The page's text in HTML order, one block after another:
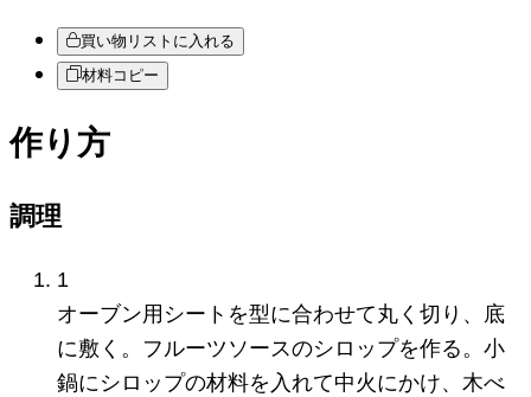
買い物リストに入れる
材料コピー
作り方
調理
1
オーブン用シートを型に合わせて丸く切り、底
に敷く。フルーツソースのシロップを作る。小
鍋にシロップの材料を入れて中火にかけ、木べ